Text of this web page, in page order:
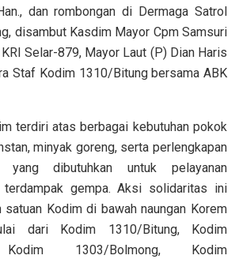
dan rombongan di Dermaga Satrol
disambut Kasdim Mayor Cpm Samsuri
Selar-879, Mayor Laut (P) Dian Haris
Staf Kodim 1310/Bitung bersama ABK
terdiri atas berbagai kebutuhan pokok
minyak goreng, serta perlengkapan
yang dibutuhkan untuk pelayanan
terdampak gempa. Aksi solidaritas ini
Kodim di bawah naungan Korem
dari Kodim 1310/Bitung, Kodim
Kodim 1303/Bolmong, Kodim